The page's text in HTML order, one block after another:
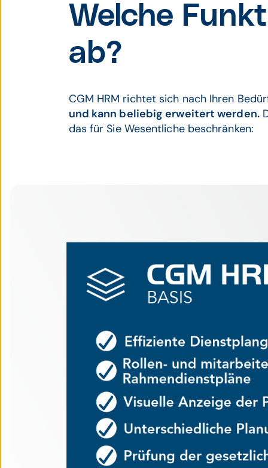
Welche
ab?
CGM HRM richtet sich nach Ihren
und kann beliebig erweitert werden.
das für Sie Wesentliche beschränken: